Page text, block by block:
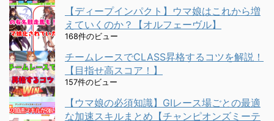
【ディープインパクト】ウマ娘はこれから増
えていくのか？【オルフェーヴル】
168件のビュー
チームレースでCLASS昇格するコツを解説！
【目指せ高スコア！】
157件のビュー
【ウマ娘の必須知識】GⅠレース場ごとの最適
な加速スキルまとめ【チャンピオンズミーテ